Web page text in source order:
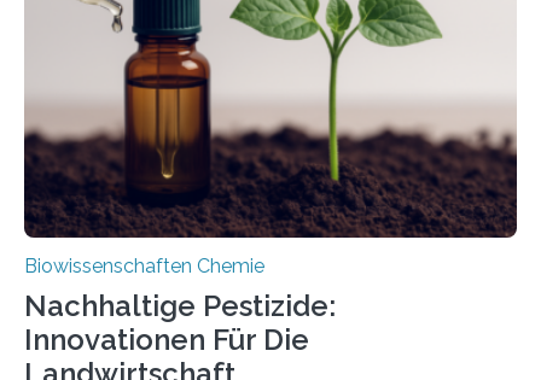
nun den Namen Cretosabethes primaevus. Dieser erste
fossile Nachweis einer Stechmückenlarve in Bernstein
stellt gleichzeitig den ersten Fossilfund einer
Mückenlarve aus dem Mesozoikum dar, denn…
Biowissenschaften Chemie
Nachhaltige Pestizide:
Innovationen Für Die
Landwirtschaft